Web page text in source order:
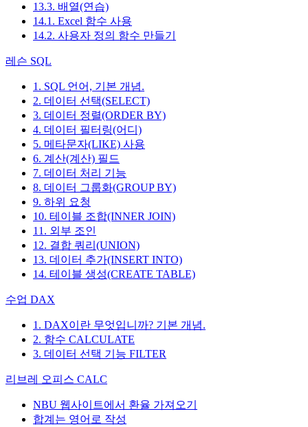
13.3. 배열(연습)
14.1. Excel 함수 사용
14.2. 사용자 정의 함수 만들기
레슨 SQL
1. SQL 언어, 기본 개념.
2. 데이터 선택(SELECT)
3. 데이터 정렬(ORDER BY)
4. 데이터 필터링(어디)
5. 메타문자(LIKE) 사용
6. 계산(계산) 필드
7. 데이터 처리 기능
8. 데이터 그룹화(GROUP BY)
9. 하위 요청
10. 테이블 조합(INNER JOIN)
11. 외부 조인
12. 결합 쿼리(UNION)
13. 데이터 추가(INSERT INTO)
14. 테이블 생성(CREATE TABLE)
수업 DAX
1. DAX이란 무엇입니까? 기본 개념.
2. 함수 CALCULATE
3. 데이터 선택 기능 FILTER
리브레 오피스 CALC
NBU 웹사이트에서 환율 가져오기
합계는 영어로 작성